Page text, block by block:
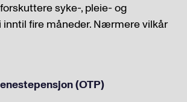
syke-, pleie- og
inntil fire måneder. Nærmere vilkår
(OTP)